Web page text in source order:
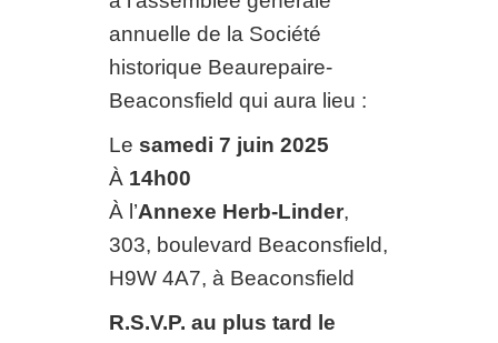
annuelle de la Société
historique Beaurepaire-
Beaconsfield qui aura lieu :
Le samedi 7 juin 2025
À 14h00
À l’Annexe Herb-Linder,
303, boulevard Beaconsfield,
H9W 4A7, à Beaconsfield
R.S.V.P. au plus tard le